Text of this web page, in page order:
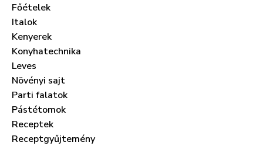
Főételek
Italok
Kenyerek
Konyhatechnika
Leves
Növényi sajt
Parti falatok
Pástétomok
Receptek
Receptgyűjtemény